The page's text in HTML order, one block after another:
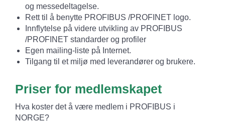
og messedeltagelse.
Rett til å benytte PROFIBUS /PROFINET logo.
Innflytelse på videre utvikling av PROFIBUS
/PROFINET standarder og profiler
Egen mailing-liste på Internet.
Tilgang til et miljø med leverandører og brukere.
Priser for medlemskapet
Hva koster det å være medlem i PROFIBUS i
NORGE?